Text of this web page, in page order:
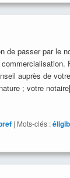
de passer par le
auprès de
; votre
| Mots-clés :